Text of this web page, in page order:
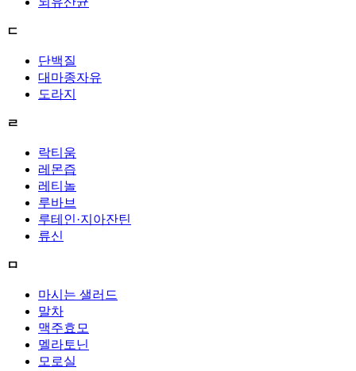
ㄷ
단백질
대마종자유
도라지
ㄹ
락티움
레몬즙
레티놀
루바브
루테인·지아잔틴
류신
ㅁ
마시는 샐러드
말차
맥주효모
멜라토닌
모로실